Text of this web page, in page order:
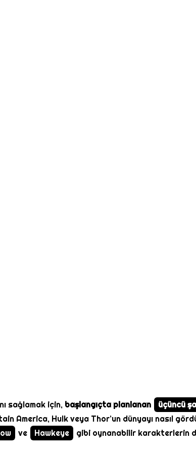
sağlamak için, başlangıçta planlanan üçüncü
America, Hulk veya Thor’un dünyayı nasıl
ve Hawkeye gibi oynanabilir karakterlerin